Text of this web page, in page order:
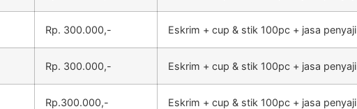
Rp. 300.000,- Eskrim + cup & stik 100pc + jasa penyaji
Rp. 300.000,- Eskrim + cup & stik 100pc + jasa penyaji
Rp.300.000,- Eskrim + cup & stik 100pc + jasa penyaji